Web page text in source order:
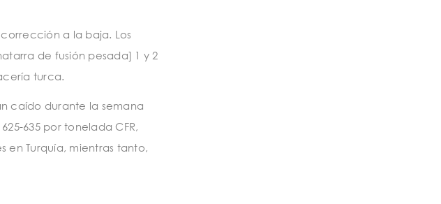
a la baja. Los
de fusión pesada] 1 y 2
turca.
caído durante la semana
635 por tonelada CFR,
en Turquía, mientras tanto,